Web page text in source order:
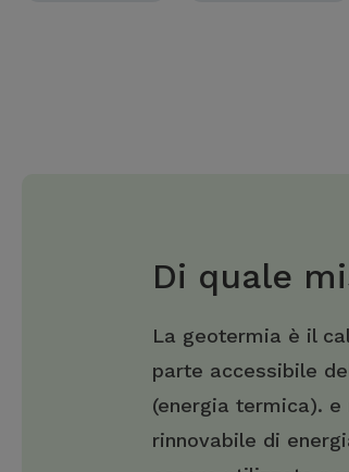
Di quale
La geotermia è il
parte accessibile
(energia termica).
rinnovabile di